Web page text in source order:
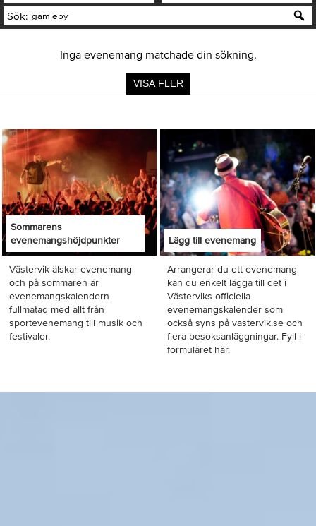
Sök:
Inga evenemang matchade din sökning.
VISA FLER
Sommarens
evenemangshöjdpunkter
Västervik älskar evenemang
och på sommaren är
evenemangskalendern
fullmatad med allt från
sportevenemang till musik och
festivaler.
Lägg till evenemang
Arrangerar du ett evenemang
kan du enkelt lägga till det i
Västerviks officiella
evenemangskalender som
också syns på vastervik.se och
flera besöksanläggningar. Fyll i
formuläret här.